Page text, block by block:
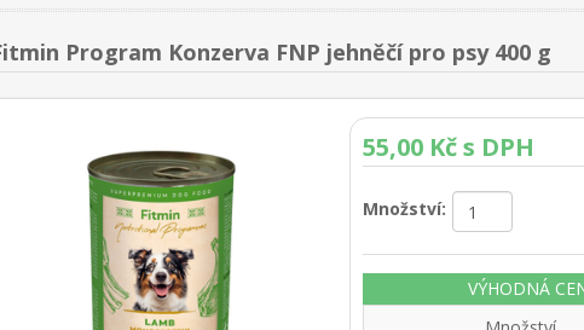
Program Konzerva FNP jehněčí pro psy 400 g
55,00 Kč s DPH
Množství:
VÝHODNÁ